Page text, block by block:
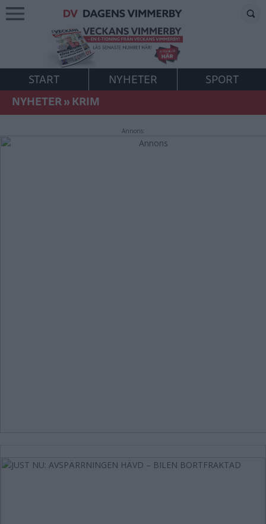
START NYHETER
SPORT
NYHETER»KRIM
Annons: